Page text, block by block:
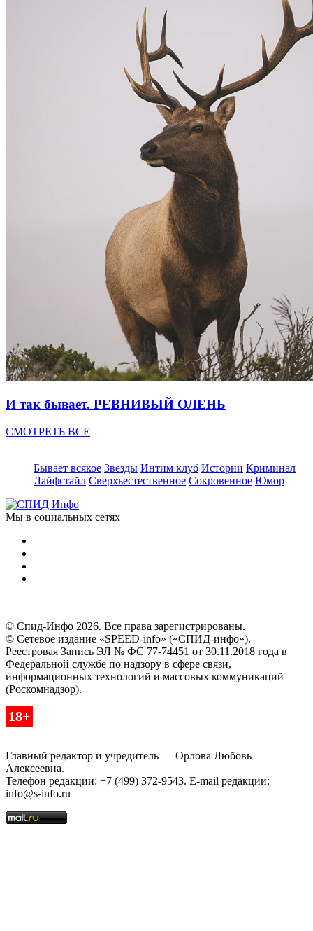
И так бывает. РЕВНИВЫЙ ОЛЕНЬ
СМОТРЕТЬ ВСЕ
Бывает всякое Звезды Интим клуб Истории Криминал
Лайфстайл Сверхъестественное Сокровенное Юмор
Мы в социальных сетях
© Спид-Инфо 2026. Все права зарегистрированы.
© Сетевое издание «SPEED-info» («СПИД-инфо»).
Реестровая Запись ЭЛ № ФС 77-74451 от 30.11.2018 года в
Федеральной службе по надзору в сфере связи,
информационных технологий и массовых коммуникаций
(Роскомнадзор).
18+
Главный редактор и учредитель — Орлова Любовь
Алексеевна.
Телефон редакции: +7 (499) 372-9543. E-mail редакции:
info@s-info.ru